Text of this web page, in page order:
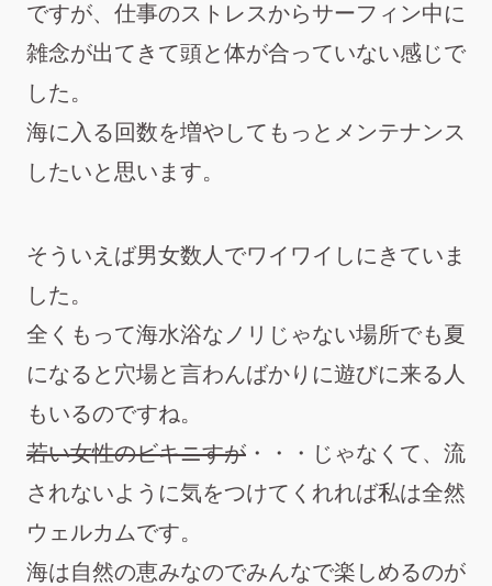
ですが、仕事のストレスからサーフィン中に
雑念が出てきて頭と体が合っていない感じで
した。
海に入る回数を増やしてもっとメンテナンス
したいと思います。
そういえば男女数人でワイワイしにきていま
した。
全くもって海水浴なノリじゃない場所でも夏
になると穴場と言わんばかりに遊びに来る人
もいるのですね。
若い女性のビキニすが ・・・じゃなくて、流
されないように気をつけてくれれば私は全然
ウェルカムです。
海は自然の恵みなのでみんなで楽しめるのが